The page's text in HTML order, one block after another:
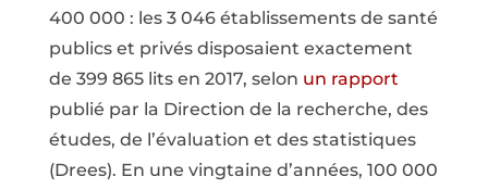
400 000 : les 3 046 établissements de santé
publics et privés disposaient exactement
de 399 865 lits en 2017, selon un rapport
publié par la Direction de la recherche, des
études, de l’évaluation et des statistiques
(Drees). En une vingtaine d’années, 100 000